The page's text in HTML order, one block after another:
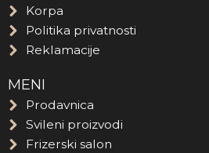
Korpa
Politika privatnosti
Reklamacije
MENI
Prodavnica
Svileni proizvodi
Frizerski salon